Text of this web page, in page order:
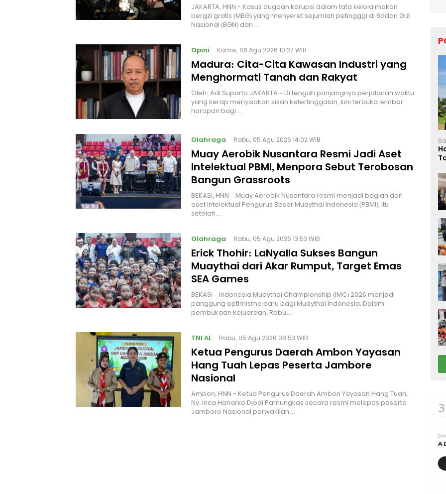
JAKARTA, HNN - Kasus dugaan korupsi dalam tata kelola makan
bergzi gratis (MBG) yang menyeret sejumlah petingggi di Badan Gizi
Nasional (BGN) dan…
Opini Kamis, 06 Agu 2026 10:27 WIB
Madura: Cita-Cita Kawasan Industri yang
Menghormati Tanah dan Rakyat
Oleh: Adi Suparto JAKARTA – Di tengah panjangnya perjalanan waktu
yang kerap menyisakan kisah ketertinggalan, kini terbuka lembar
harapan bagi…
Olahraga Rabu, 05 Agu 2026 14:02 WIB
Muay Aerobik Nusantara Resmi Jadi Aset
Intelektual PBMI, Menpora Sebut Terobosan
Bangun Grassroots
BEKASI, HNN – Muay Aerobik Nusantara resmi menjadi bagian dari
aset intelektual Pengurus Besar Muaythai Indonesia (PBMI). Itu
setelah…
Olahraga Rabu, 05 Agu 2026 13:53 WIB
Erick Thohir: LaNyalla Sukses Bangun
Muaythai dari Akar Rumput, Target Emas
SEA Games
BEKASI – Indonesia Muaythai Championship (IMC) 2026 menjadi
panggung optimisme baru bagi Muaythai Indonesia. Dalam
pembukaan kejuaraan, Rabu…
TNI AL Rabu, 05 Agu 2026 08:53 WIB
Ketua Pengurus Daerah Ambon Yayasan
Hang Tuah Lepas Peserta Jambore
Nasional
Ambon, HNN - Ketua Pengurus Daerah Ambon Yayasan Hang Tuah,
Ny. Inca Hanarko Djodi Pamungkas secara resmi melepas peserta
Jambore Nasional perwakilan…